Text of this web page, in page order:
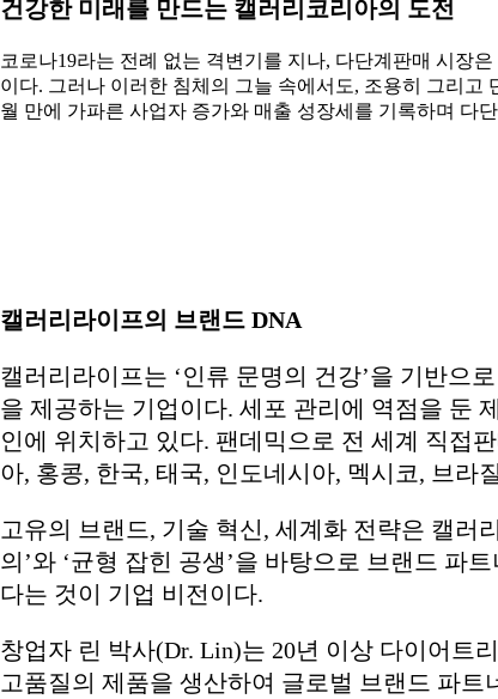
건강한 미래를 만드는 캘러리코리아의 도전
코로나19라는 전례 없는 격변기를 지나, 다단계판매 시장
이다. 그러나 이러한 침체의 그늘 속에서도, 조용히 그리고
월 만에 가파른 사업자 증가와 매출 성장세를 기록하며 다
캘러리라이프의 브랜드 DNA
캘러리라이프는 ‘인류 문명의 건강’을 기반으
을 제공하는 기업이다. 세포 관리에 역점을 둔
인에 위치하고 있다. 팬데믹으로 전 세계 직접
아, 홍콩, 한국, 태국, 인도네시아, 멕시코, 브라
고유의 브랜드, 기술 혁신, 세계화 전략은 캘러
의’와 ‘균형 잡힌 공생’을 바탕으로 브랜드 파
다는 것이 기업 비전이다.
창업자 린 박사(Dr. Lin)는 20년 이상 다이어트
고품질의 제품을 생산하여 글로벌 브랜드 파